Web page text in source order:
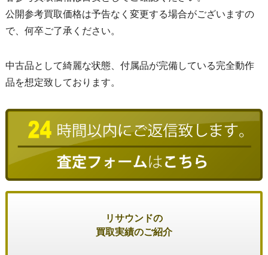
公開参考買取価格は予告なく変更する場合がございますの
で、何卒ご了承ください。
中古品として綺麗な状態、付属品が完備している完全動作
品を想定致しております。
リサウンドの
買取実績のご紹介